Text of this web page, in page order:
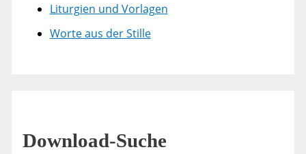
Liturgien und Vorlagen
Worte aus der Stille
Download-Suche